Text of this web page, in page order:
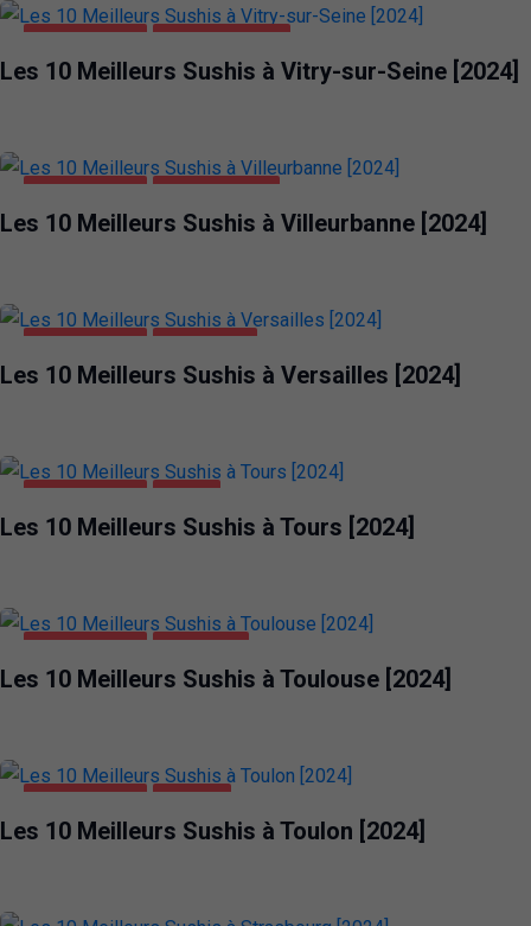
Les 10 Meilleurs Sushis à Vitry-sur-Seine [2024]
Les 10 Meilleurs Sushis à Villeurbanne [2024]
Les 10 Meilleurs Sushis à Versailles [2024]
Les 10 Meilleurs Sushis à Tours [2024]
Les 10 Meilleurs Sushis à Toulouse [2024]
Les 10 Meilleurs Sushis à Toulon [2024]